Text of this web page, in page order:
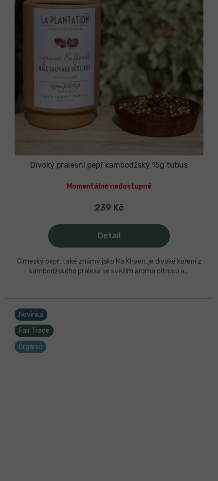
Divoký pralesní pepř kambodžský 15g tubus
Momentálně nedostupné
239 Kč
Detail
Cimeský pepř, také známý jako Ma Khaen, je divoké koření z
kambodžského pralesa se svěžím aroma citrusů a...
Novinka
Fair Trade
Organic